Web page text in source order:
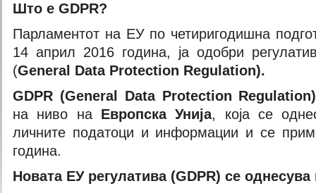
Што е GDPR?
Парламентот на ЕУ по четиригодишна
14 април 2016 година, ја одобри
(General Data Protection Regulation).
GDPR (General Data Protection Regulation)
на ниво на Европска Унија, која се
личните податоци и информации и се
година.
Новата ЕУ регулатива (GDPR) се однесува